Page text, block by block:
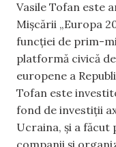
Vasile Tofan este
Mișcării „Europa
funcției de prim-
platformă civică
europene a
Tofan este
fond de investiții
Ucraina, și a
companii și